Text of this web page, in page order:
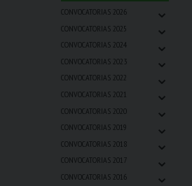
CONVOCATORIAS 2026 ⌄
CONVOCATORIAS 2025 ⌄
CONVOCATORIAS 2024 ⌄
CONVOCATORIAS 2023 ⌄
CONVOCATORIAS 2022 ⌄
CONVOCATORIAS 2021 ⌄
CONVOCATORIAS 2020 ⌄
CONVOCATORIAS 2019 ⌄
CONVOCATORIAS 2018 ⌄
CONVOCATORIAS 2017 ⌄
CONVOCATORIAS 2016 ⌄